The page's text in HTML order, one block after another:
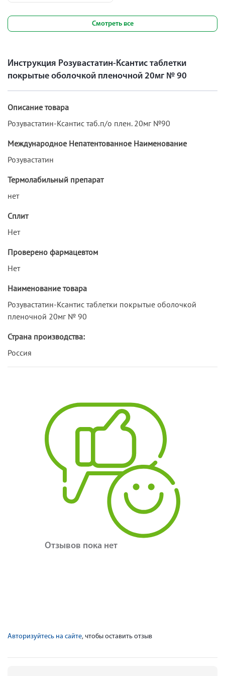
Смотреть все
Инструкция Розувастатин-Ксантис таблетки
покрытые оболочкой пленочной 20мг № 90
Описание товара
Розувастатин-Ксантис таб.п/о плен. 20мг №90
Международное Непатентованное Наименование
Розувастатин
Термолабильный препарат
нет
Сплит
Нет
Проверено фармацевтом
Нет
Наименование товара
Розувастатин-Ксантис таблетки покрытые оболочкой
пленочной 20мг № 90
Страна производства:
Россия
Отзывов пока нет
Авторизуйтесь на сайте, чтобы оставить отзыв